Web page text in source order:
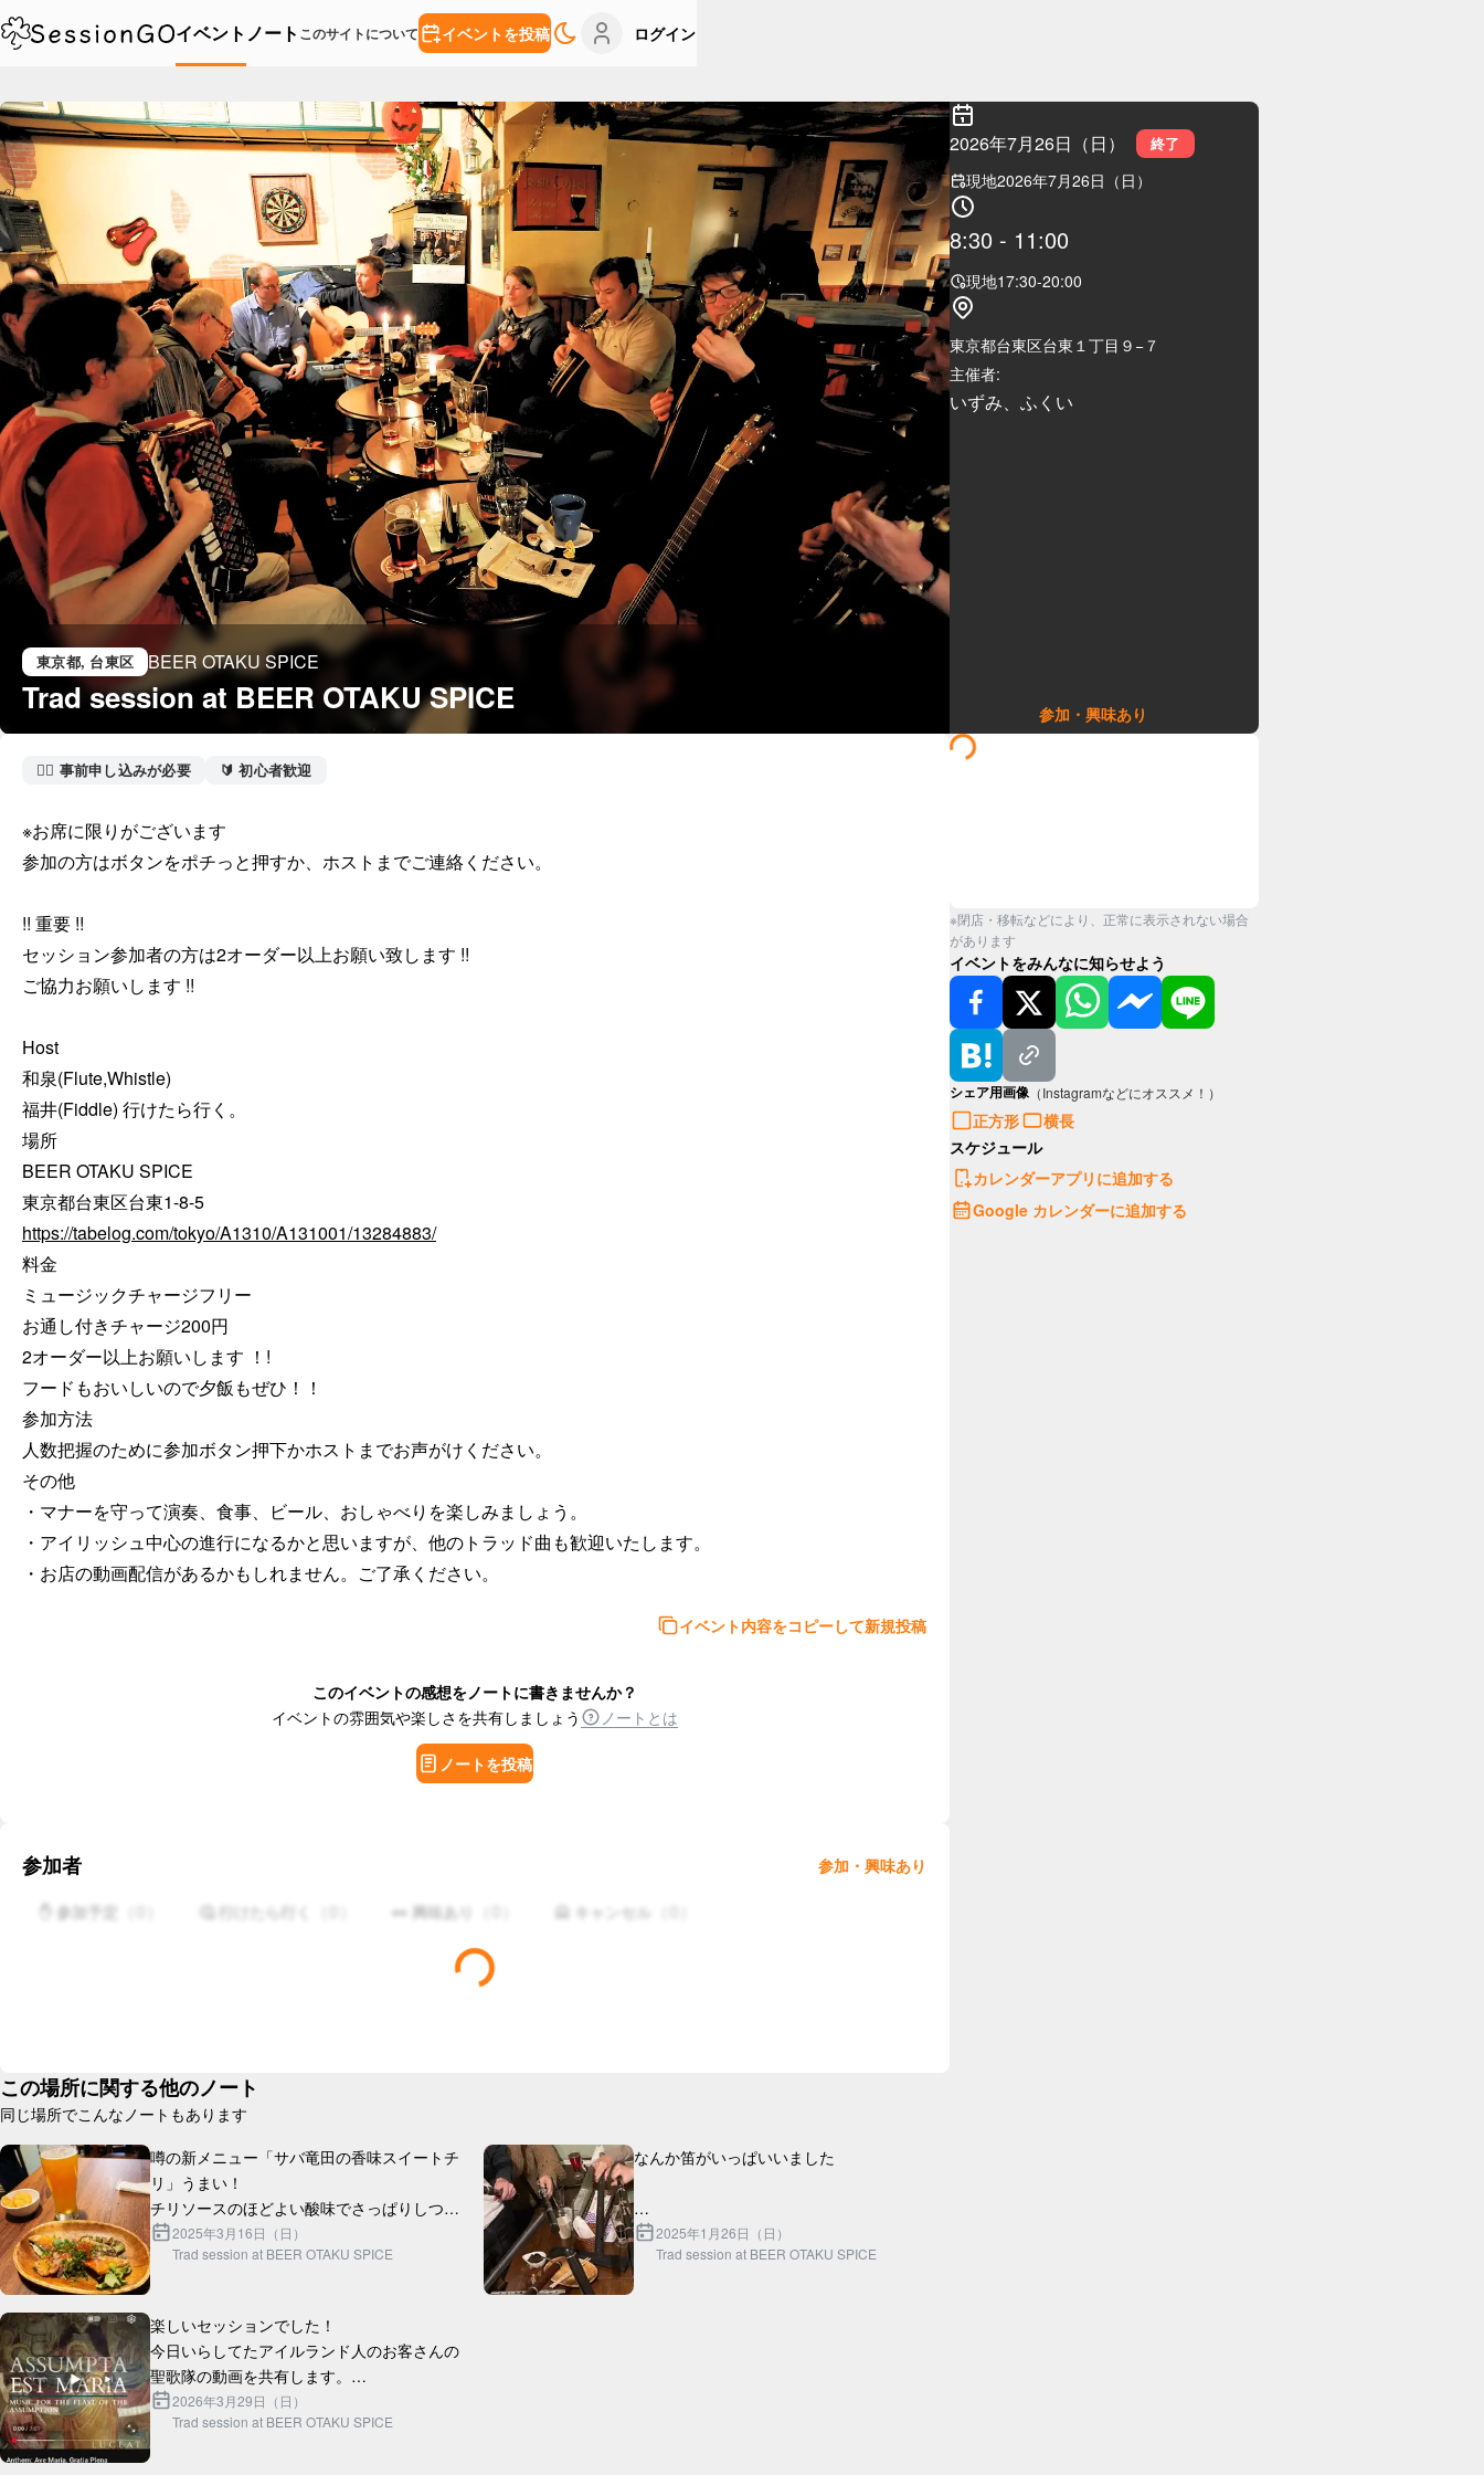
イベント ノート このサイトについて イベントを投稿 ログイン
東京都, 台東区 BEER OTAKU SPICE
Trad session at BEER OTAKU SPICE
2026年7月26日（日） 終了
現地2026年7月26日（日）
8:30 - 11:00
現地17:30-20:00
東京都台東区台東１丁目９−７
主催者:
いずみ、ふくい
参加・興味あり
🙋‍♀️ 事前申し込みが必要 🔰 初心者歓迎
※お席に限りがございます
参加の方はボタンをポチっと押すか、ホストまでご連絡ください。
!! 重要 !!
セッション参加者の方は2オーダー以上お願い致します !!
ご協力お願いします !!
Host
和泉(Flute,Whistle)
福井(Fiddle) 行けたら行く。
場所
BEER OTAKU SPICE
https://tabelog.com/tokyo/A1310/A131001/13284883/
料金
ミュージックチャージフリー
お通し付きチャージ200円
2オーダー以上お願いします ！!
フードもおいしいので夕飯もぜひ！！
参加方法
人数把握のために参加ボタン押下かホストまでお声がけください。
その他
・マナーを守って演奏、食事、ビール、おしゃべりを楽しみましょう。
・アイリッシュ中心の進行になるかと思いますが、他のトラッド曲も歓迎いたします。
・お店の動画配信があるかもしれません。ご了承ください。
イベント内容をコピーして新規投稿
このイベントの感想をノートに書きませんか？
イベントの雰囲気や楽しさを共有しましょう
ノートとは
ノートを投稿
参加者 参加・興味あり
✋ 参加予定 🤔 行けたら行く 👀 興味あり 🙅 キャンセル
この場所に関する他のノート
同じ場所でこんなノートもあります
噂の新メニュー「サバ竜田の香味スイートチ
リ」うまい！
チリソースのほどよい酸味でさっぱりしつ
つ、サバ竜田のジューシーな味わいが口の中
に広がります。
する時の1...
2025年3月16日（日）
Trad session at BEER OTAKU SPICE
なんか笛がいっぱいいました
2025年1月26日（日）
Trad session at BEER OTAKU SPICE
楽しいセッションでした！
今日いらしてたアイルランド人のお客さんの
聖歌隊の動画を共有します。
https://youtu.be/fDWBu6ml1Ww?
si=MJZFvAsrkKEN3_6C
2026年3月29日（日）
Trad session at BEER OTAKU SPICE
※閉店・移転などにより、正常に表示されない場合
があります
イベントをみんなに知らせよう
シェア用画像 （Instagramなどにオススメ！）
正方形
横長
スケジュール
カレンダーアプリに追加する
Google カレンダーに追加する